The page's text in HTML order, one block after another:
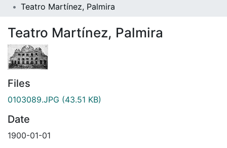
Teatro Martínez, Palmira
Teatro Martínez, Palmira
Files
0103089.JPG (43.51 KB)
Date
1900-01-01